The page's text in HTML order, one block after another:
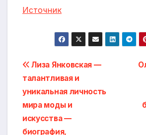
Источник
Навигация
по
записям
Лиза Янковская —
талантливая и
уникальная личность
мира моды и
искусства —
биография,